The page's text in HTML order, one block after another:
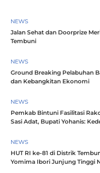
NEWS
Jalan Sehat dan Doorprize
Tembuni
NEWS
Ground Breaking Pelabuhan
dan Kebangkitan Ekonomi
NEWS
Pemkab Bintuni Fasilitasi
Sasi Adat, Bupati Yohanis:
NEWS
HUT RI ke-81 di Distrik
Yomima Ibori Junjung Tinggi